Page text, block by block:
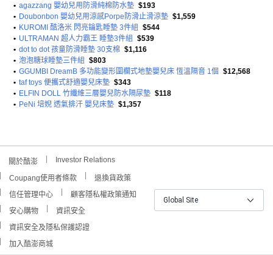
• agazzang 嬰幼兒用防滑純棉防水墊 $193
• Doubonbon 嬰幼兒用涼感Porpe防滑止滑涼墊 $1,559
• KUROMI 酷洛米 閃亮鑰匙睡墊 3件組
$544
• ULTRAMAN 超人力霸王 睡墊3件組
$539
• dot to dot 孩童防滑睡墊 30支棉 $1,116
• 泡泡糖球睡墊三件組
$803
• GGUMBI DreamB 多功能變形圍欄式地墊嬰兒床 恆溫隔音 1個 $12,568
• taf toys 便攜式舒適嬰兒床墊 $343
• ELFIN DOLL 竹纖維三層嬰兒防水隔尿墊 $118
• PeNi 培婗 透氣排汗 嬰兒床墊 $1,357
關於酷澎 Investor Relations
Coupang使用者條款
退換貨政策
信任管理中心
顧客隱私權政策通知
安心購物
資訊安全
資訊安全及隱私保護認證
加入酷澎商城
Global Site